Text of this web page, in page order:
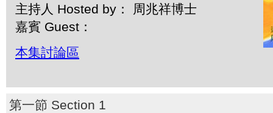
主持人 Hosted by： 周兆祥博士
嘉賓 Guest：
本集討論區
第一節 Section 1